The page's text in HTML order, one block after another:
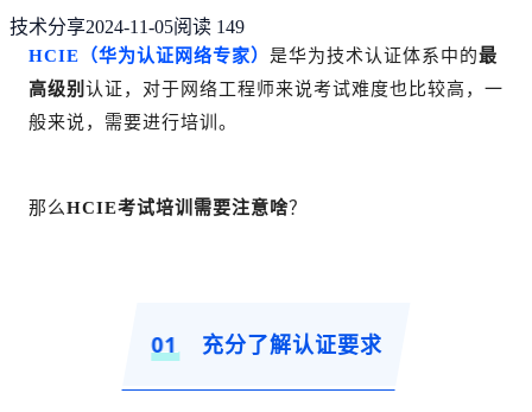
技术分享2024-11-05阅读 149
HCIE（华为认证网络专家） 是华为技术认证体系中的最
高级别 认证，对于网络工程师来说考试难度也比较高，一
般来说，需要进行培训。
那么HCIE考试培训需要注意啥？
01 充分了解认证要求